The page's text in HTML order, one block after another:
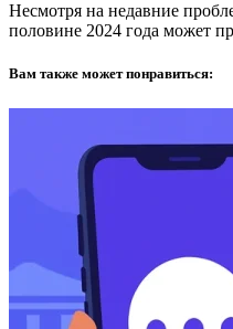
Несмотря на недавние
половине 2024 года может
Вам также может понравиться: